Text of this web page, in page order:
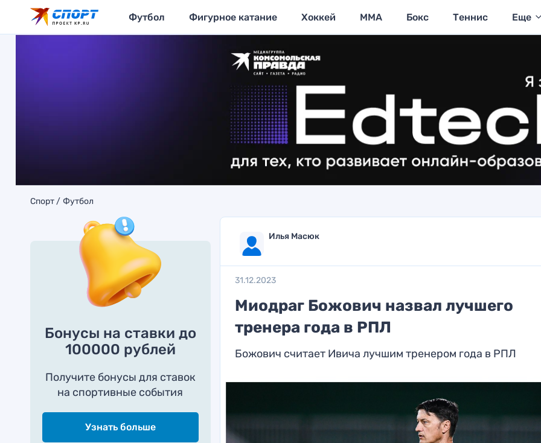
Футбол Фигурное катание Хоккей MMA Бокс Теннис Еще
Спорт Футбол
Бонусы на ставки до
100000 рублей
Получите бонусы для ставок
на спортивные события
Узнать больше
Илья Масюк
31.12.2023
Миодраг Божович назвал лучшего
тренера года в РПЛ
Божович считает Ивича лучшим тренером года в РПЛ